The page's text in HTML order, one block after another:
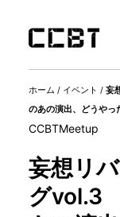
ホーム / イベント / 妄
のあの演出、どうやっ
CCBTMeetup
妄想リ
グvol.3